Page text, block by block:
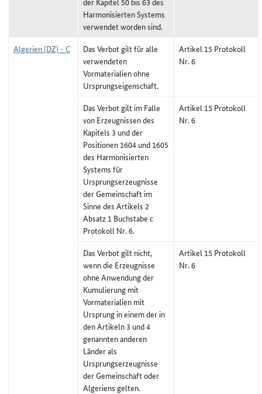
Harmonisierten Systems
verwendet worden sind.
Algerien (DZ) - C
Das Verbot gilt für alle
verwendeten
Vormaterialien ohne
Ursprungseigenschaft.
Artikel 15 Protokoll
Nr. 6
Das Verbot gilt im Falle
von Erzeugnissen des
Kapitels 3 und der
Positionen 1604 und 1605
des Harmonisierten
Systems für
Ursprungserzeugnisse
der Gemeinschaft im
Sinne des Artikels 2
Absatz 1 Buchstabe c
Protokoll Nr. 6.
Artikel 15 Protokoll
Nr. 6
Das Verbot gilt nicht,
wenn die Erzeugnisse
ohne Anwendung der
Kumulierung mit
Vormaterialien mit
Ursprung in einem der in
den Artikeln 3 und 4
genannten anderen
Länder als
Ursprungserzeugnisse
der Gemeinschaft oder
Algeriens gelten.
Artikel 15 Protokoll
Nr. 6